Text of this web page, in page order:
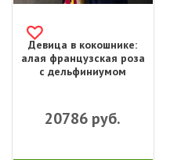
Девица в кокошнике:
алая французская роза
с дельфиниумом
20786 руб.